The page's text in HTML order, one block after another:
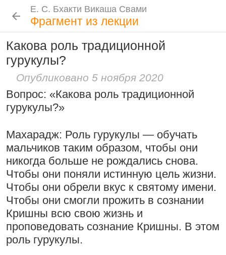
Е. С. Бхакти Викаша Свами
Лекции
Новые История Популярные
Рука в мешочке с чётками более
важна, чем шнур на плече
15:53 16 ноября 2008
Резкие слова для Нараяны
46:40 |1 октября 2008|
Токио, Япония
Бог, наука и атеизм, часть 2: Хвала
слушателям!
Е. С. Бхакти Викаша Свами
Фрагмент из лекции
Какова роль традиционной
гурукулы?
Опубликовано 5 ноября 2020
Вопрос: «Какова роль традиционной
гурукулы?»
Махарадж: Роль гурукулы — обучать
мальчиков таким образом, чтобы они
никогда больше не рождались снова.
Чтобы они поняли истинную цель жизни.
Чтобы они обрели вкус к святому имени.
Чтобы они смогли прожить в сознании
Кришны всю свою жизнь и
проповедовать сознание Кришны. В этом
роль гурукулы.
Е. С. Бхакти Викаша Свами
Цитаты Шрилы Прабхупады
Проповеднические принципы, данные
Шри Чайтаньей Махапрабху
6 августа 2026
Следовать по стопам ачарьев
4 августа 2026
Молитвы Санатаны Госвами к Господу
Чайтанье
Е. С. Бхакти Викаша Свами
Фотоальбом
Шраванам-киртанам в Васильево 2026
Шрила Прабхупада
Биография | Книги|Цитаты
Лекции и беседы|Подношения
Бхакти Викаша Свами
Биография|Книги|График|
Скачать все лекции
|
Подношения учеников
Общие стандарты|
Требования Махараджа
Видеоканалы
YouTube |ВК Видео |Дзен |RuTube
Ссылки
Контакты
Сайт